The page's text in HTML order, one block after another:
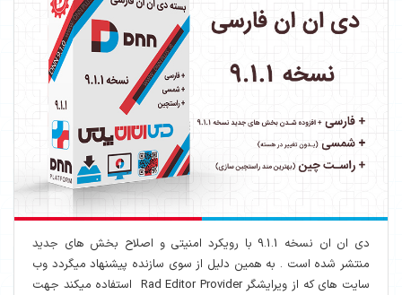
دی ان ان نسخه 9.1.1 با رویکرد امنیتی و اصلاح بخش های جدید
منتشر شده است . به همین دلیل از سوی سازنده پیشنهاد میگردد وب
سایت های که از ویرایشگر Rad Editor Provider استفاده میکند جهت